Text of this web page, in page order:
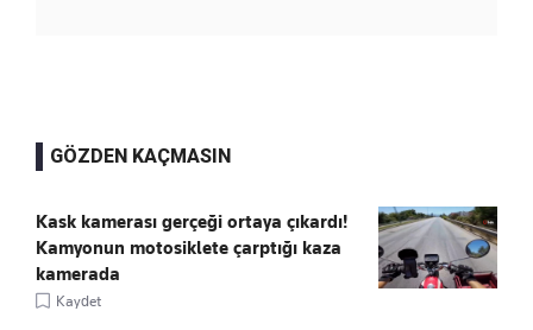
GÖZDEN KAÇMASIN
Kask kamerası gerçeği ortaya çıkardı!
Kamyonun motosiklete çarptığı kaza
kamerada
Kaydet